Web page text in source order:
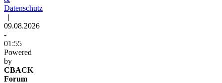
Datenschutz
|
09.08.2026
-
01:55
Powered
by
CBACK
Forum